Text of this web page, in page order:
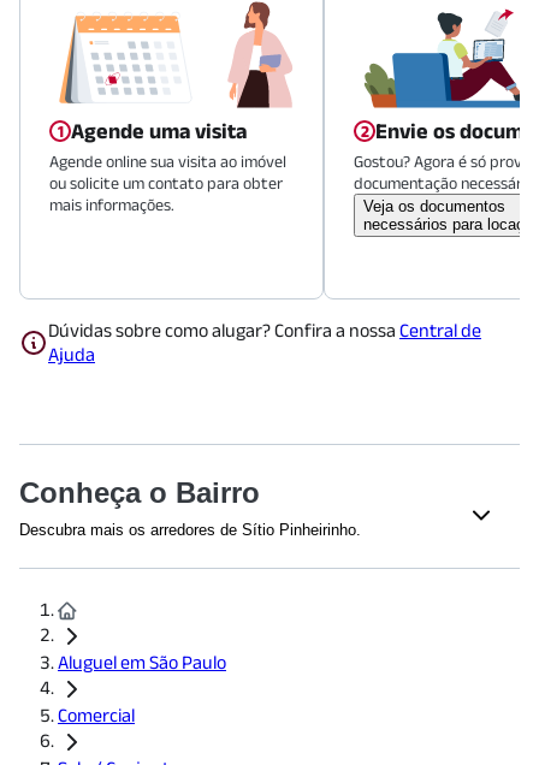
Agende uma visita
Agende online sua visita ao imóvel
ou solicite um contato para obter
mais informações.
Envie os
Gostou? Agora é só
documentação necessária.
Veja os documentos
necessários para
Dúvidas sobre como alugar? Confira a nossa Central de
Ajuda
Conheça o Bairro
Descubra mais os arredores de Sítio Pinheirinho.
Supermercados Joanin
Supermercados Joanin
Supermercados Yamauchi
Saúde
Clínica Médica Vila Alpina
Aluguel em São Paulo
Comercial